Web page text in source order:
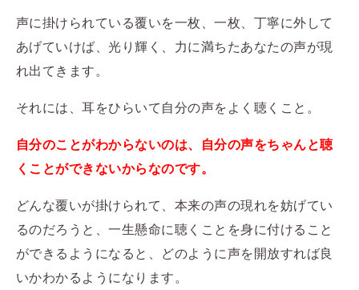
声に掛けられている覆いを一枚、一枚、丁寧に外して
あげていけば、光り輝く、力に満ちたあなたの声が現
れ出てきます。
それには、耳をひらいて自分の声をよく聴くこと。
自分のことがわからないのは、自分の声をちゃんと聴
くことができないからなのです。
どんな覆いが掛けられて、本来の声の現れを妨げてい
るのだろうと、一生懸命に聴くことを身に付けること
ができるようになると、どのように声を開放すれば良
いかわかるようになります。